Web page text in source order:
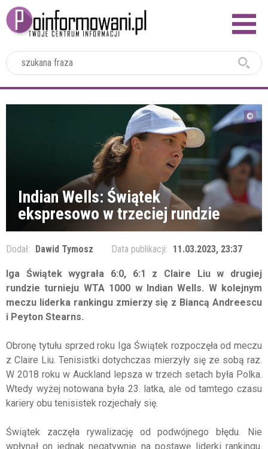
Indian Wells: Świątek
ekspresowo w trzeciej rundzie
Dodał: Dawid Tymosz Data publikacji: 11.03.2023, 23:37
Iga Świątek wygrała 6:0, 6:1 z Claire Liu w drugiej
rundzie turnieju WTA 1000 w Indian Wells. W kolejnym
meczu liderka rankingu zmierzy się z Biancą Andreescu
i Peyton Stearns.
Obronę tytułu sprzed roku Iga Świątek rozpoczęła od meczu
z Claire Liu. Tenisistki dotychczas mierzyły się ze sobą raz.
W 2018 roku w Auckland lepsza w trzech setach była Polka.
Wtedy wyżej notowana była 23. latka, ale od tamtego czasu
kariery obu tenisistek rozjechały się.
Świątek zaczęła rywalizację od podwójnego błędu. Nie
wpłynął on jednak negatywnie na postawę liderki rankingu.